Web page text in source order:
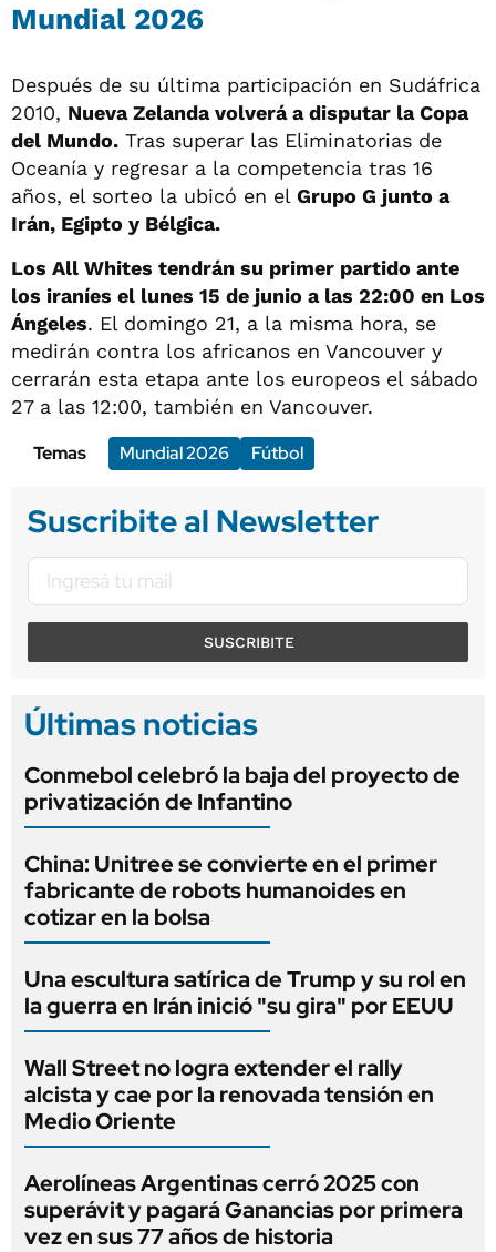
Mundial 2026
Después de su última participación en Sudáfrica
2010, Nueva Zelanda volverá a disputar la Copa
del Mundo. Tras superar las Eliminatorias de
Oceanía y regresar a la competencia tras 16
años, el sorteo la ubicó en el Grupo G junto a
Irán, Egipto y Bélgica.
Los All Whites tendrán su primer partido ante
los iraníes el lunes 15 de junio a las 22:00 en Los
Ángeles. El domingo 21, a la misma hora, se
medirán contra los africanos en Vancouver y
cerrarán esta etapa ante los europeos el sábado
27 a las 12:00, también en Vancouver.
Temas
Mundial 2026 Fútbol
Suscribite al Newsletter
SUSCRIBITE
Últimas noticias
Conmebol celebró la baja del proyecto de
privatización de Infantino
China: Unitree se convierte en el primer
fabricante de robots humanoides en
cotizar en la bolsa
Una escultura satírica de Trump y su rol en
la guerra en Irán inició "su gira" por EEUU
Wall Street no logra extender el rally
alcista y cae por la renovada tensión en
Medio Oriente
Aerolíneas Argentinas cerró 2025 con
superávit y pagará Ganancias por primera
vez en sus 77 años de historia